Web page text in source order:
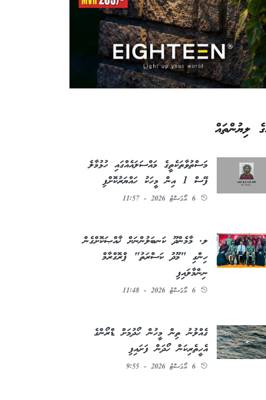
ލިޔުންތައް
މަސްތުވާތަކެތީގެ މައްސަލައެއްގައި ހުޅުމާލެ
ފޭސް 1 އިން މީހަކު ހައްޔަރުކޮށްފި
6 އޯގަސްޓު 2026 - 11:57
ލ. މާމެންދޫ ކަނބަލުންނަށް ޚާއްޞަކޮށްގެން
ހިންގި "މޫދު ކަސްރަތު" ޕްރޮގްރާމް
ނިންމާލައިފި
6 އޯގަސްޓު 2026 - 11:48
ގެއްލުނު ތިން މީހުން ހޯދުމަށް ޑްރޯންގެ
އެހީތެރިކަން ހޯދަން ފަށައިފި
6 އޯގަސްޓު 2026 - 9:55